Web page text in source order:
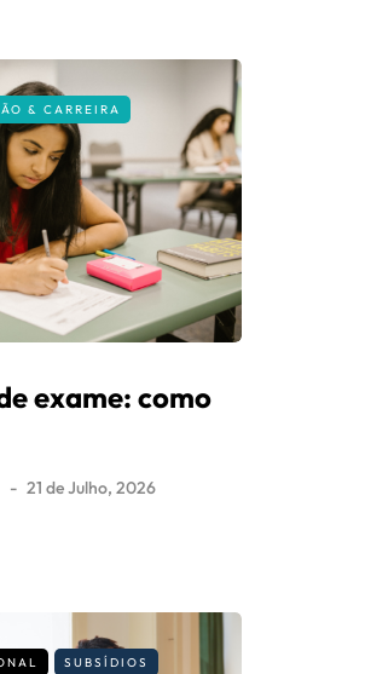
& CARREIRA
exame: como
21 de Julho, 2026
SUBSÍDIOS